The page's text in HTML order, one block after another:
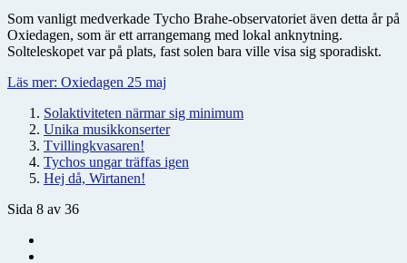
Som vanligt medverkade Tycho Brahe-observatoriet även detta år på
Oxiedagen, som är ett arrangemang med lokal anknytning.
Solteleskopet var på plats, fast solen bara ville visa sig sporadiskt.
Läs mer: Oxiedagen 25 maj
Solaktiviteten närmar sig minimum
Unika musikkonserter
Tvillingkvasaren!
Tychos ungar träffas igen
Hej då, Wirtanen!
Sida 8 av 36